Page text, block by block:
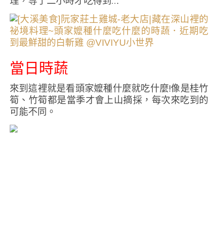
當日時蔬
來到這裡就是看頭家嬤種什麼就吃什麼!像是桂竹
筍、竹筍都是當季才會上山摘採，每次來吃到的
可能不同。